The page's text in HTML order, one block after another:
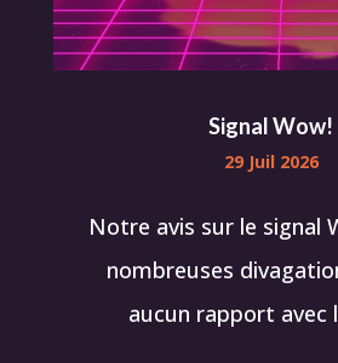
Signal Wow!
29 Juil 2026
Notre avis sur le signal
nombreuses
aucun rapport avec